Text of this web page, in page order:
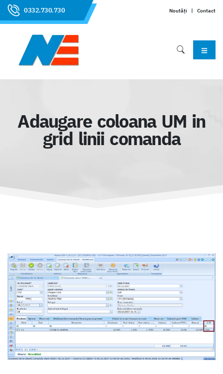
0332.730.730 Noutăți | Contact
Adaugare coloana UM in
grid linii comanda